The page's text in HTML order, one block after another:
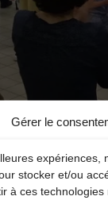
Gérer le
expériences,
stocker et/ou
à ces